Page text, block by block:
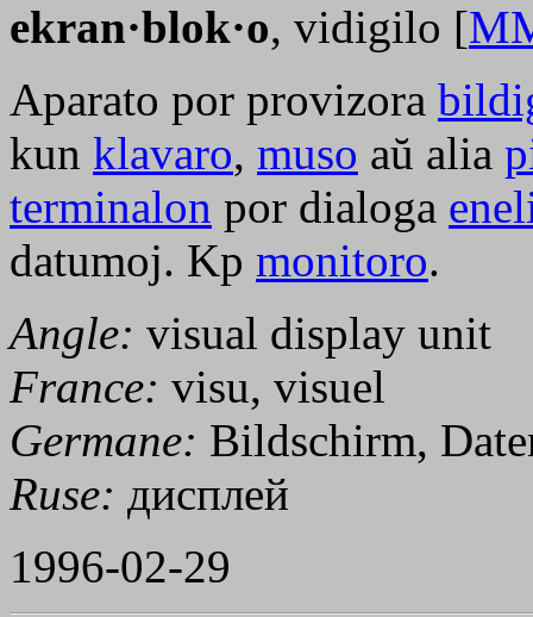
ekran·blok·o, vidigilo [
Aparato por provizora
kun klavaro, muso aŭ alia
terminalon por dialoga
datumoj. Kp monitoro.
Angle: visual display unit
France: visu, visuel
Germane: Bildschirm,
Ruse: дисплей
1996-02-29